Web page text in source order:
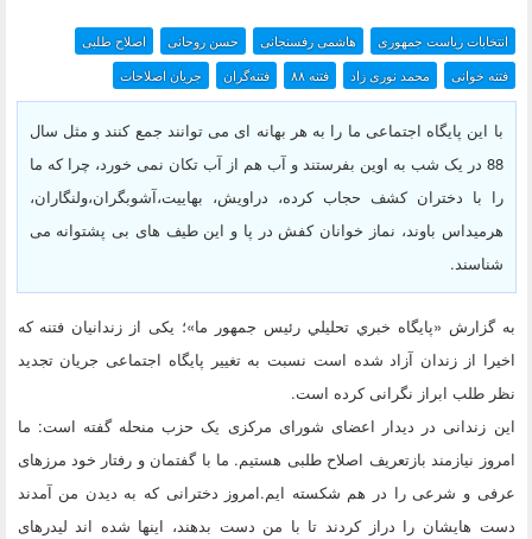
انتخابات ریاست جمهوری هاشمی رفسنجانی حسن روحانی
اصلاح طلبی
جریان اصلاحات
فتنه‌گران فتنه ۸۸ محمد نوری زاد فتنه خوانی
با این پایگاه اجتماعی ما را به هر بهانه ای می توانند جمع کنند و مثل سال
88 در یک شب به اوین بفرستند و آب هم از آب تکان نمی خورد، چرا که ما
را با دختران کشف حجاب کرده، دراویش، بهاییت،آشوبگران،ولنگاران،
هرمیداس باوند، نماز خوانان کفش در پا و این طیف های بی پشتوانه می
شناسند.
به گزارش «پايگاه خبري تحليلي رئيس جمهور ما»؛ یکی از زندانیان فتنه که
اخیرا از زندان آزاد شده است نسبت به تغییر پایگاه اجتماعی جریان تجدید
نظر طلب ابراز نگرانی کرده است.
این زندانی در دیدار اعضای شورای مرکزی یک حزب منحله گفته است: ما
امروز نیازمند بازتعریف اصلاح طلبی هستیم. ما با گفتمان و رفتار خود مرزهای
عرفی و شرعی را در هم شکسته ایم.امروز دخترانی که به دیدن من آمدند
دست هایشان را دراز کردند تا با من دست بدهند، اینها شده اند لیدرهای